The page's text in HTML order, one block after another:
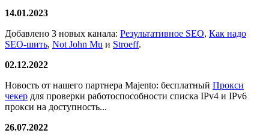
14.01.2023
Добавлено 3 новых канала: Результативное SEO, Как надо
SEO-шить, Not John Mu и Stroeff.
02.12.2022
Новость от нашего партнера Majento: бесплатный Прокси
чекер для проверки работоспособности списка IPv4 и IPv6
прокси на доступность...
26.07.2022